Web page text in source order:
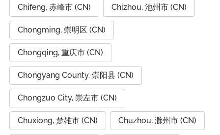
Chifeng, 赤峰市 (CN) Chizhou, 池州市 (CN)
Chongming, 崇明区 (CN)
Chongqing, 重庆市 (CN)
Chongyang County, 崇阳县 (CN)
Chongzuo City, 崇左市 (CN)
Chuxiong, 楚雄市 (CN) Chuzhou, 滁州市 (CN)